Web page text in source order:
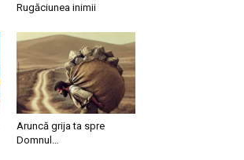
Rugăciunea inimii
Aruncă grija ta spre
Domnul…